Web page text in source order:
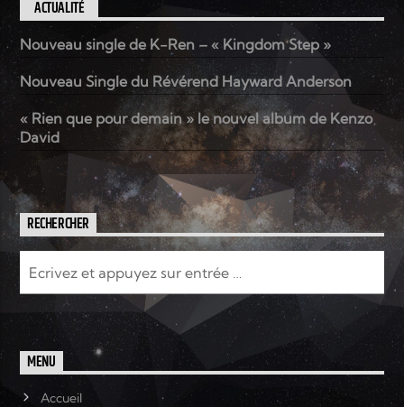
ACTUALITÉ
Nouveau single de K-Ren – « Kingdom Step »
Nouveau Single du Révérend Hayward Anderson
« Rien que pour demain » le nouvel album de Kenzo
David
RECHERCHER
MENU
Accueil